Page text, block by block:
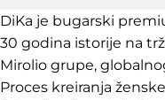
DiKa je bugarski
30 godina istorije na
Mirolio grupe,
Proces kreiranja